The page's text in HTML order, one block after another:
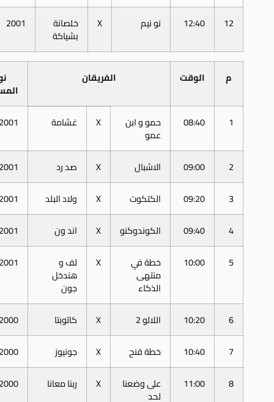
12
12:40 نو نيم X خلصانة
بشياكة
2001
م الوقت الفريقان
1
08:40 حمو و ابن
عمو
X غشامة
2
09:00 الاشبال X صد رد
3
09:20 الكتكوت X ولاد البلد
4
09:40 الكوندوكنو X اند ون
5
10:00 خطة في
منتهى
الذكاء
X لف و
هندخل
جون
6
10:20 اللالو 2 X كاتوبتا
7
10:40 خطة قنح X جونيوز
8
11:00 على وضعنا
لحد
X ربنا معانا